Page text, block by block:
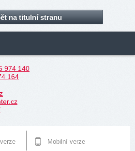
na titulní stranu
974 140
164
Mobilní verze